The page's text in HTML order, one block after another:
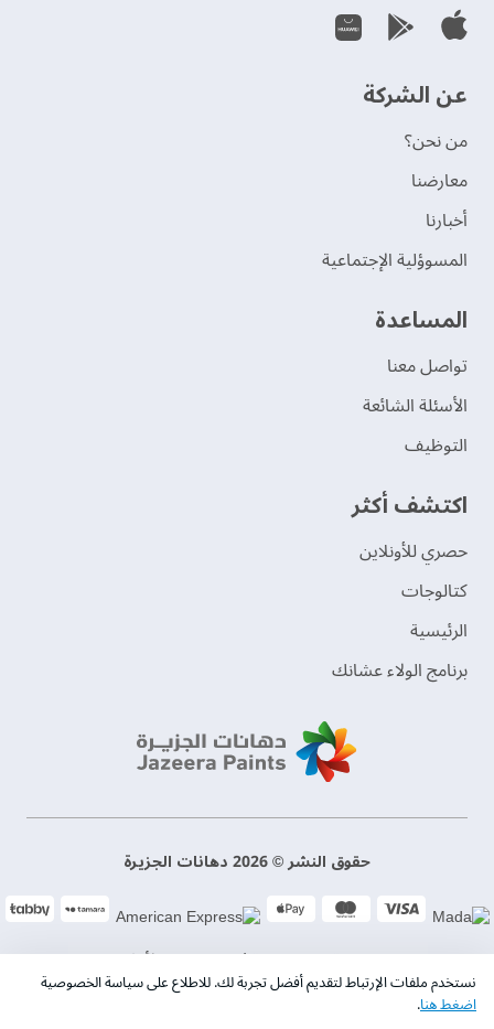
عن الشركة
من نحن؟
‫معارضنا‬
‫أخبارنا‬
المسوؤلية الإجتماعية
‫المساعدة‬
تواصل معنا
الأسئلة الشائعة
التوظيف
اكتشف أكثر
حصري للأونلاين
‫كتالوجات‬
الرئيسية
برنامج الولاء عشانك
حقوق النشر © 2026 دهانات الجزيرة
سياسة الخصوصية الشروط و الأحكام
نستخدم ملفات الإرتباط لتقديم أفضل تجربة لك. للاطلاع على سياسة الخصوصية
اضغط هنا.